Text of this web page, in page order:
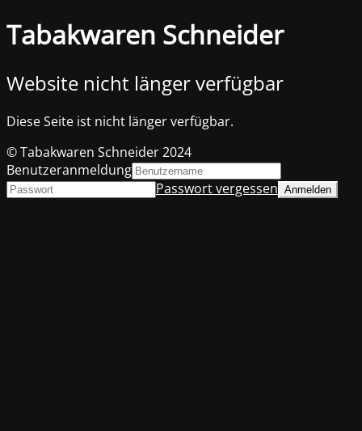
Tabakwaren Schneider
Website nicht länger verfügbar
Diese Seite ist nicht länger verfügbar.
© Tabakwaren Schneider 2024
Benutzeranmeldung
Passwort vergessen